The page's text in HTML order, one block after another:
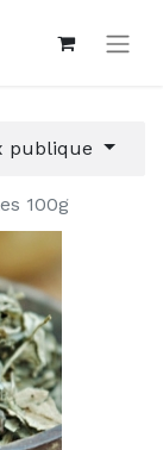
publique
100g